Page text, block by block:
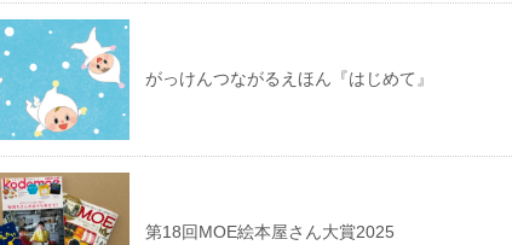
がっけんつながるえほん『はじめて』
第18回MOE絵本屋さん大賞2025